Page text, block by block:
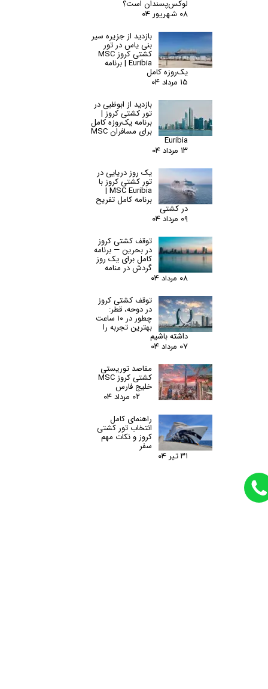
لوکس‌پسندان است؟
۰۸ شهریور ۰۴
بازدید از جزیره سیر
بنی یاس در تور
کشتی کروز MSC
Euribia | برنامه
یک‌روزه کامل
۱۵ مرداد ۰۴
بازدید از ابوظبی در
تور کشتی کروز |
برنامه یک‌روزه کامل
برای مسافران MSC
Euribia
۱۳ مرداد ۰۴
یک روز دریایی در
تور کشتی کروز با
MSC Euribia |
برنامه کامل تفریح
در کشتی
۰۹ مرداد ۰۴
توقف کشتی کروز
در بحرین — برنامه
کامل برای یک روز
گردش در منامه
۰۸ مرداد ۰۴
توقف کشتی کروز
در دوحه، قطر:
چطور در ۱۰ ساعت
بهترین تجربه را
داشته باشیم
۰۷ مرداد ۰۴
مقاصد توریستی
کشتی کروز MSC
خلیج فارس
۰۲ مرداد ۰۴
راهنمای کامل
انتخاب تور کشتی
کروز و نکات مهم
سفر
۳۱ تیر ۰۴